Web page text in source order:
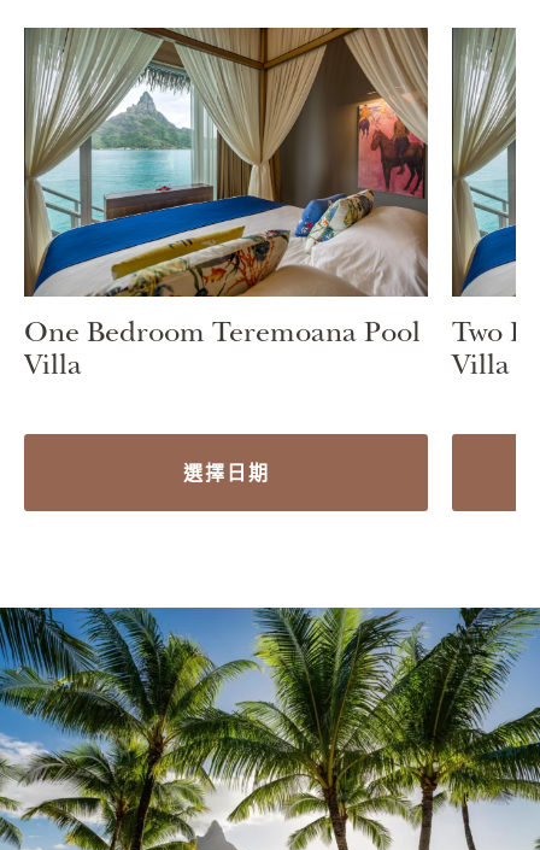
One Bedroom Teremoana Pool
Villa
選擇日期
Two
Villa